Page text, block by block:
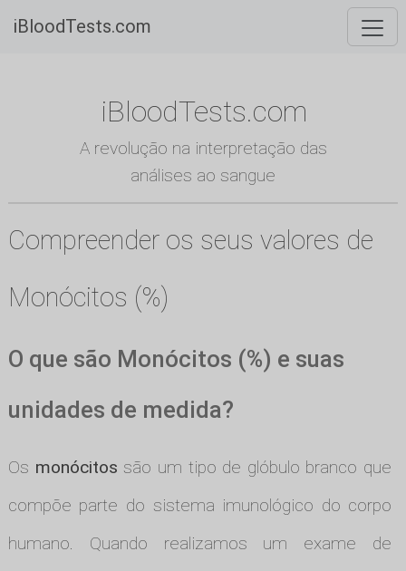
iBloodTests.com
iBloodTests.com
A revolução na interpretação das
análises ao sangue
Compreender os seus valores de
Monócitos (%)
O que são Monócitos (%) e suas
unidades de medida?
Os monócitos são um tipo de glóbulo branco que
compõe parte do sistema imunológico do corpo
humano. Quando realizamos um exame de